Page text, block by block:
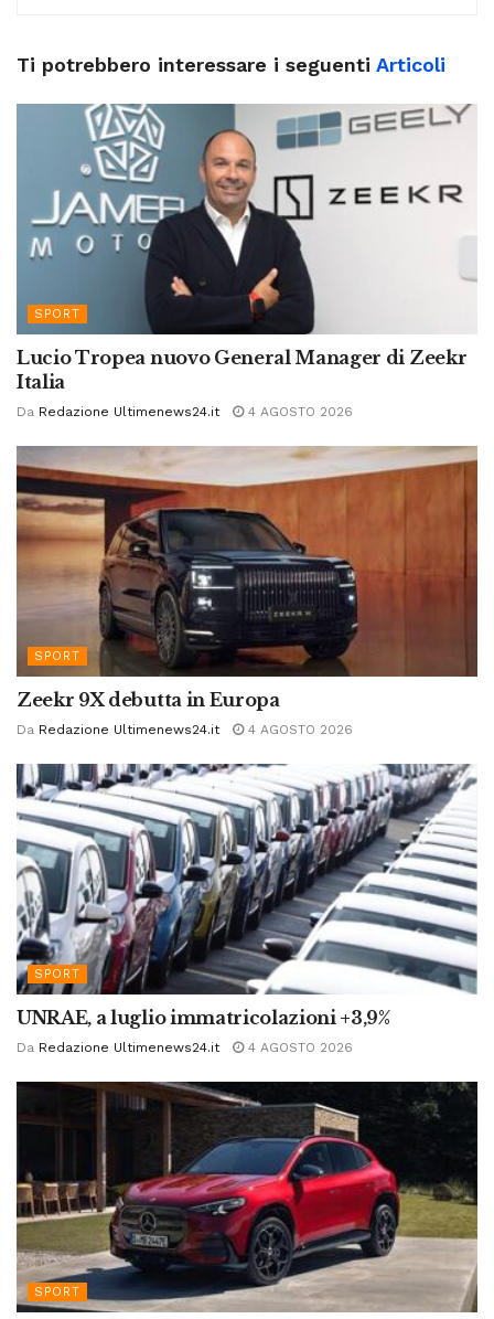
Ti potrebbero interessare i seguenti Articoli
SPORT
Lucio Tropea nuovo General Manager di Zeekr
Italia
Da Redazione Ultimenews24.it 4 AGOSTO 2026
SPORT
Zeekr 9X debutta in Europa
Da Redazione Ultimenews24.it 4 AGOSTO 2026
SPORT
UNRAE, a luglio immatricolazioni +3,9%
Da Redazione Ultimenews24.it 4 AGOSTO 2026
SPORT